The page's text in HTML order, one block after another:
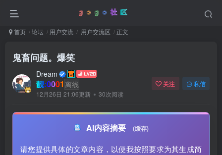
首页 论坛 用户交流 用户交流区 正文
鬼畜问题。爆笑
Dream
靓:0001 离线
12月26日 21:06更新 30次阅读
关注 私信
AI内容摘要 (缓存)
请您提供具体的文章内容，以便我按照要求为其生成简